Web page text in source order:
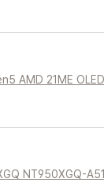
AMD 21ME
NT950XGQ-